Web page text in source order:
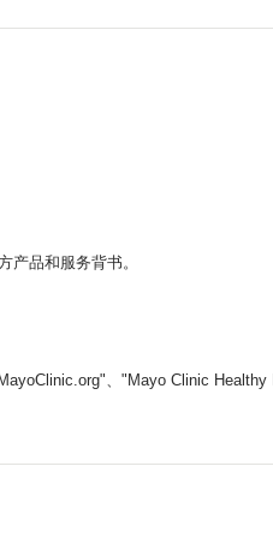
品和服务背书。
、"Mayo Clinic